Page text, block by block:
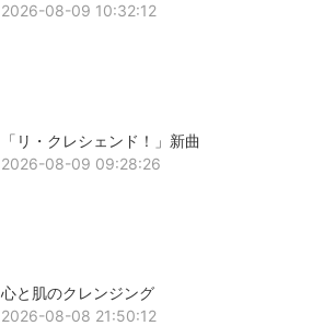
2026-08-09 10:32:12
「リ・クレシェンド！」新曲
2026-08-09 09:28:26
心と肌のクレンジング
2026-08-08 21:50:12